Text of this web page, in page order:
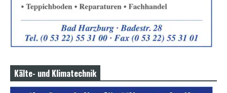
Kälte- und Klimatechnik